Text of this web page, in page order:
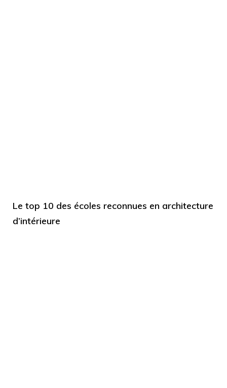
Le top 10 des écoles reconnues en architecture
d’intérieure